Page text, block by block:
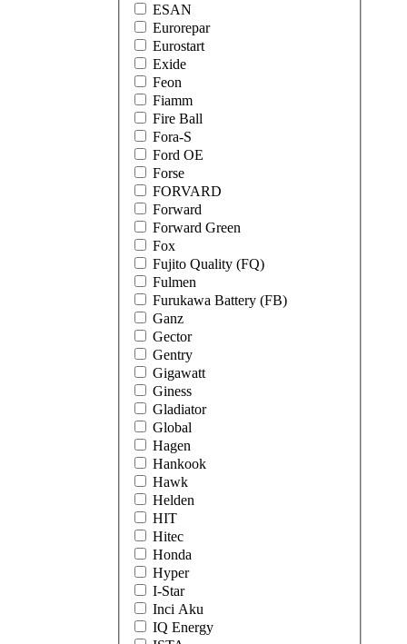
ESAN
Eurorepar
Eurostart
Exide
Feon
Fiamm
Fire Ball
Fora-S
Ford OE
Forse
FORVARD
Forward
Forward Green
Fox
Fujito Quality (FQ)
Fulmen
Furukawa Battery (FB)
Ganz
Gector
Gentry
Gigawatt
Giness
Gladiator
Global
Hagen
Hankook
Hawk
Helden
HIT
Hitec
Honda
Hyper
I-Star
Inci Aku
IQ Energy